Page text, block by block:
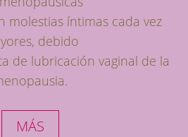
molestias íntimas cada vez
debido
de lubricación vaginal de la
MÁS